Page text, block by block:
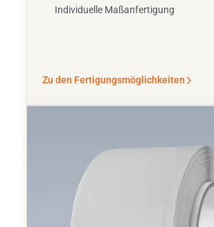
Individuelle Maßanfertigung
Zu den Fertigungsmöglichkeiten